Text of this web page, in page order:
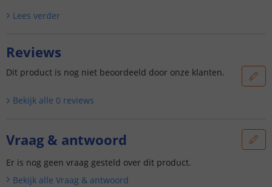
Lees verder
Reviews
Dit product is nog niet beoordeeld door onze klanten.
Bekijk alle 0 reviews
Vraag & antwoord
Er is nog geen vraag gesteld over dit product.
Bekijk alle Vraag & antwoord